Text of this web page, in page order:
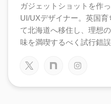
ガジェットショットを作
UI/UXデザイナー。英国
て北海道へ移住し、理想
味を満喫するべく試行錯誤